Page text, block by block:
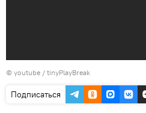
© youtube / tinyPlayBreak
Подписаться